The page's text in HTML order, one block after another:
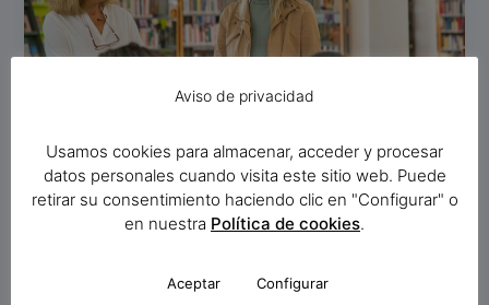
Estudiantes extranjeros
Cómo Puedes Aprender Español: Trucos
Y Consejos [Guía Completa]
Aviso de privacidad
Usamos cookies para almacenar, acceder y procesar
datos personales cuando visita este sitio web. Puede
retirar su consentimiento haciendo clic en "Configurar" o
en nuestra Política de cookies.
Aceptar Configurar